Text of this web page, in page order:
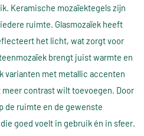
Keramische mozaïektegels zijn
ruimte. Glasmozaïek heeft
het licht, wat zorgt voor
brengt juist warmte en
varianten met metallic accenten
contrast wilt toevoegen. Door
de ruimte en de gewenste
goed voelt in gebruik én in sfeer.